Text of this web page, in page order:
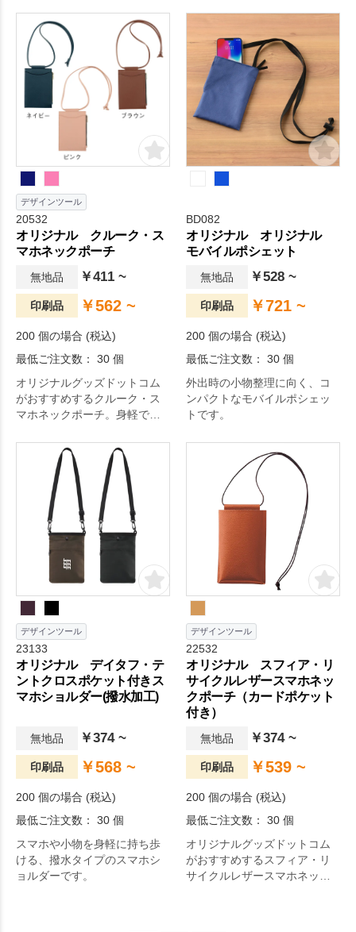
デザインツール
20532
オリジナル クルーク・ス
マホネックポーチ
無地品 ￥411 ~
印刷品 ￥562 ~
200 個の場合 (税込)
最低ご注文数： 30 個
オリジナルグッズドットコム
がおすすめするクルーク・ス
マホネックポーチ。身軽で出
スマホやカギの置き忘れも防
ぐ年齢問わず便利なネックポ
BD082
オリジナル オリジナル
モバイルポシェット
無地品 ￥528 ~
印刷品 ￥721 ~
200 個の場合 (税込)
最低ご注文数： 30 個
外出時の小物整理に向く、コ
ンパクトなモバイルポシェッ
トです。
デザインツール
23133
オリジナル デイタフ・テ
ントクロスポケット付きス
マホショルダー(撥水加工)
無地品 ￥374 ~
印刷品 ￥568 ~
200 個の場合 (税込)
最低ご注文数： 30 個
スマホや小物を身軽に持ち歩
ける、撥水タイプのスマホシ
ョルダーです。
デザインツール
22532
オリジナル スフィア・リ
サイクルレザースマホネッ
クポーチ（カードポケット
付き）
無地品 ￥374 ~
印刷品 ￥539 ~
200 個の場合 (税込)
最低ご注文数： 30 個
オリジナルグッズドットコム
がおすすめするスフィア・リ
サイクルレザースマホネック